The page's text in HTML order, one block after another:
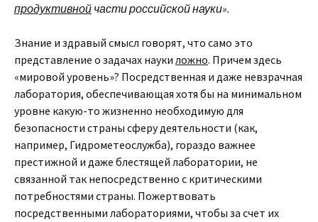
продуктивной части российской науки».
Знание и здравый смысл говорят, что само это
представление о задачах науки ложно. Причем здесь
«мировой уровень»? Посредственная и даже невзрачная
лаборатория, обеспечивающая хотя бы на минимальном
уровне какую-то жизненно необходимую для
безопасности страны сферу деятельности (как,
например, Гидрометеослужба), гораздо важнее
престижной и даже блестящей лаборатории, не
связанной так непосредственно с критическими
потребностями страны. Пожертвовать
посредственными лабораториями, чтобы за счет их